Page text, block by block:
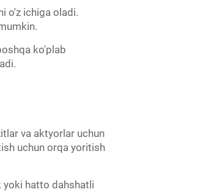
o'z ichiga oladi.
ko'plab
va aktyorlar uchun
uchun orqa yoritish
yoki hatto dahshatli